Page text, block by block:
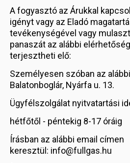
A fogyasztó az Árukkal
igényt vagy az Eladó
tevékenységével vagy
panaszát az alábbi
terjesztheti elő:
Személyesen szóban az
Balatonboglár, Nyárfa u. 13.
Ügyfélszolgálat nyitvatartási
hétfőtől - péntekig 8-17 óráig
Írásban az alábbi email címen
keresztül: info@fullgas.hu